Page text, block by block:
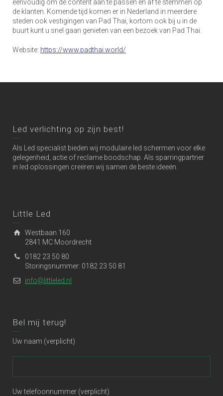
eenvoudig om de content aan te passen en af te stemmen op
de klanten. Komende tijd komen er in Nederland in meerdere
steden ook vestigingen van Pad Thai, kortom ook bij u in de
buurt kunt u snel gaan genieten van een bezoek van Pad Thai.
Website: https://www.padthai.world/
Led verlichting op zijn best!
Als Led specialist bieden wij modulaire led schermen voor elke
gelegenheid, actie of reclame boodschap. Als sparringpartner
in led oplossingen creëren wij samen de beste ideeën.
Little Led
Westbaan 160
2841 MC Moordrecht
0182 23 50 80
Storingsnummer: 0182 23 50 81
info@littleled.nl
Bel mij terug!
Uw naam (verplicht)
Uw telefoonnummer (verplicht)